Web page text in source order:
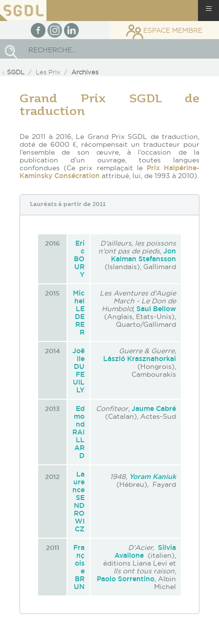
facebookInstagram
linkedin ESPACE MEMBRE
SGDL Les Prix Archives
Grand Prix SGDL de
traduction
De 2011 à 2016, Le Grand Prix SGDL de traduction,
doté de 6000 €, récompensait un traducteur pour
l’ensemble de son œuvre, à l’occasion de la
publication d’un ouvrage, toutes langues
confondues (Ce prix remplaçait le Prix Halpérine-
Kaminsky Consécration attribué, lui, de 1993 à 2010).
Lauréats à partir de 2011
2016
Eri
c
BO
UR
Y
D'ailleurs, les poissons
n'ont pas de pieds, Jon
Kalman Stefansson
(Islandais), Gallimard
2015
Mic
hel
LE
DE
RE
R
Les Aventures d'Augie
March - Le Don de
Humbold, Saul Bellow
(Anglais, Etats-Unis),
Quarto/Gallimard
2014
Joë
lle
DU
FE
UIL
LY
Guerre & Guerre,
László Krasznahorkai
(Hongrois),
Cambourakis
2013
Ed
mo
nd
RAI
LL
AR
D
Confiteor, Jaume Cabré
(Catalan), Actes-Sud
2012
La
ure
nce
SE
ND
RO
WI
CZ
1948, Yoram Kaniuk
(Hébreu), Fayard
2011
Fra
nç
ois
e
BR
UN
D'Acier, Silvia
Avallone (italien),
éditions Liana Levi et
Ils ont tous raison
Paolo Sorrentino , Albin
Michel
≡